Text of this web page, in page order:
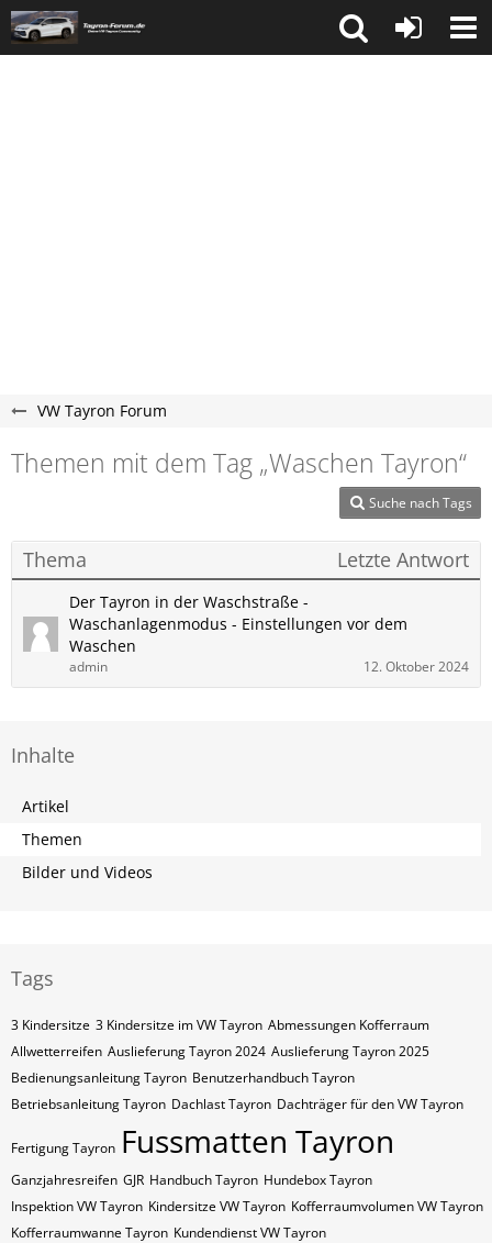
VW Tayron Forum
Themen mit dem Tag „Waschen Tayron“
Suche nach Tags
Thema Letzte Antwort
Der Tayron in der Waschstraße -
Waschanlagenmodus - Einstellungen vor dem
Waschen
admin 12. Oktober 2024
Inhalte
Artikel
Themen
Bilder und Videos
Tags
3 Kindersitze 3 Kindersitze im VW Tayron Abmessungen Kofferraum
Allwetterreifen Auslieferung Tayron 2024 Auslieferung Tayron 2025
Bedienungsanleitung Tayron Benutzerhandbuch Tayron
Betriebsanleitung Tayron Dachlast Tayron Dachträger für den VW Tayron
Fertigung Tayron Fussmatten Tayron
Ganzjahresreifen GJR Handbuch Tayron Hundebox Tayron
Inspektion VW Tayron Kindersitze VW Tayron Kofferraumvolumen VW Tayron
Kofferraumwanne Tayron Kundendienst VW Tayron